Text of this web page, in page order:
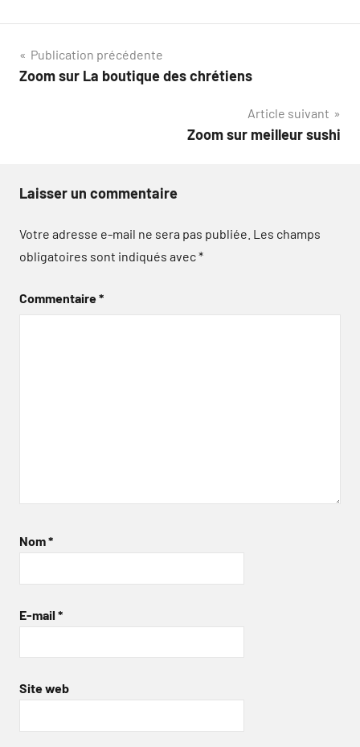
Navigation
de
Publication précédente
Zoom sur La boutique des chrétiens
Article suivant
Zoom sur meilleur sushi
Laisser un commentaire
Votre adresse e-mail ne sera pas publiée. Les champs
obligatoires sont indiqués avec*
Commentaire*
Nom*
E-mail *
Site web